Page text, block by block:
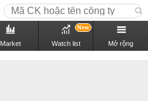
Market Watch list
New
Mở rộng